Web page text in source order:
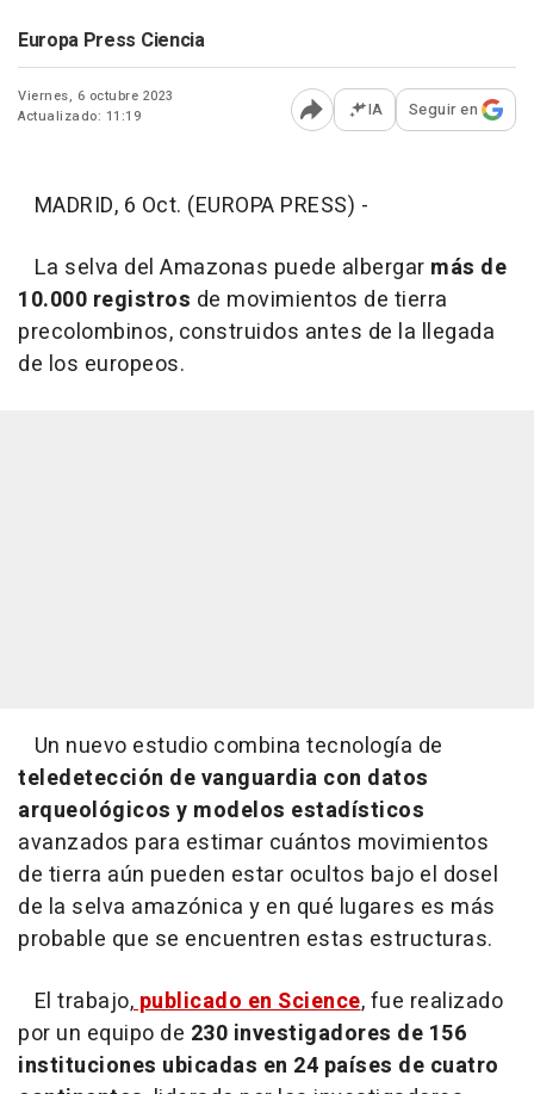
Europa Press Ciencia
Viernes, 6 octubre 2023
Actualizado: 11:19
Abrir opciones para
IA Seguir en
MADRID, 6 Oct. (EUROPA PRESS) -
La selva del Amazonas puede albergar más de
10.000 registros de movimientos de tierra
precolombinos, construidos antes de la llegada
de los europeos.
Un nuevo estudio combina tecnología de
teledetección de vanguardia con datos
arqueológicos y modelos estadísticos
avanzados para estimar cuántos movimientos
de tierra aún pueden estar ocultos bajo el dosel
de la selva amazónica y en qué lugares es más
probable que se encuentren estas estructuras.
El trabajo,publicado en Science, fue realizado
por un equipo de 230 investigadores de 156
instituciones ubicadas en 24 países de cuatro